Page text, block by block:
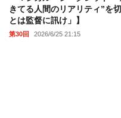
きてる人間のリアリティ”を
とは監督に訊け」】
第30回 2026/6/25 21:15